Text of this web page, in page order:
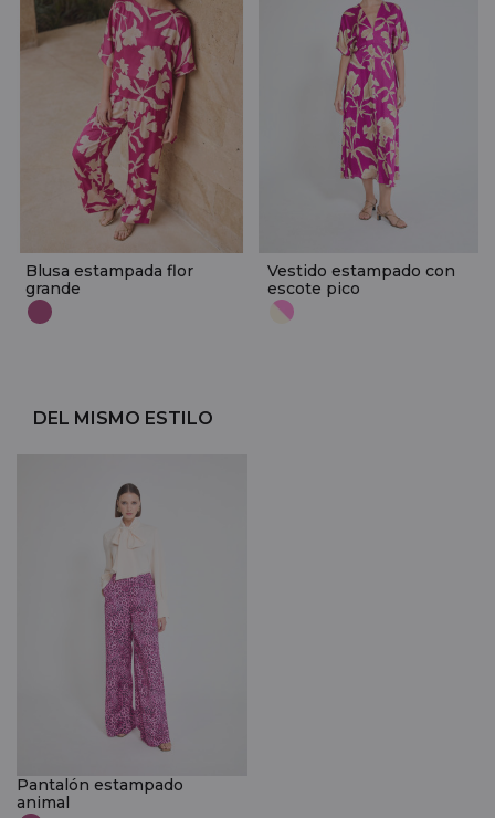
Blusa estampada flor
grande
Vestido estampado con
escote pico
DEL MISMO ESTILO
Pantalón estampado
animal